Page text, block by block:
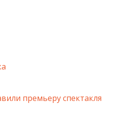
премьеру спектакля